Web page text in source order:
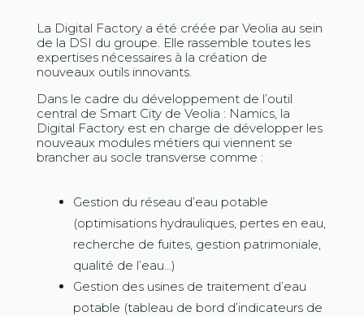
La Digital Factory a été créée par Veolia au sein
de la DSI du groupe. Elle rassemble toutes les
expertises nécessaires à la création de
nouveaux outils innovants.
Dans le cadre du développement de l’outil
central de Smart City de Veolia : Namics, la
Digital Factory est en charge de développer les
nouveaux modules métiers qui viennent se
brancher au socle transverse comme :
Gestion du réseau d’eau potable
(optimisations hydrauliques, pertes en eau,
recherche de fuites, gestion patrimoniale,
qualité de l’eau…)
Gestion des usines de traitement d’eau
potable (tableau de bord d’indicateurs de